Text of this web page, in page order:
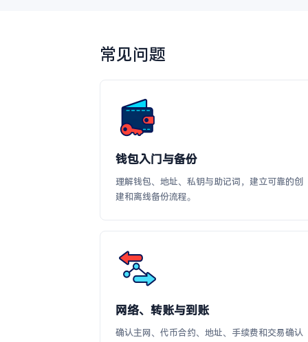
常见问题
钱包入门与备份
理解钱包、地址、私钥与助记词，建立可靠的创
建和离线备份流程。
网络、转账与到账
确认主网、代币合约、地址、手续费和交易确认